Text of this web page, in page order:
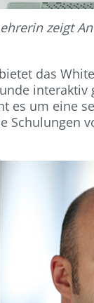
zeigt
das
es um
Schulungen